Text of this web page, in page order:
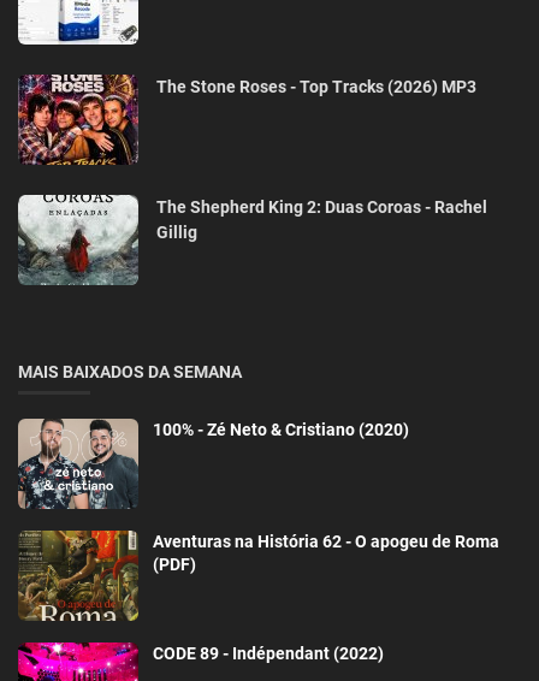
The Stone Roses - Top Tracks (2026) MP3
The Shepherd King 2: Duas Coroas - Rachel
Gillig
MAIS BAIXADOS DA SEMANA
100% - Zé Neto & Cristiano (2020)
Aventuras na História 62 - O apogeu de Roma
(PDF)
CODE 89 - Indépendant (2022)